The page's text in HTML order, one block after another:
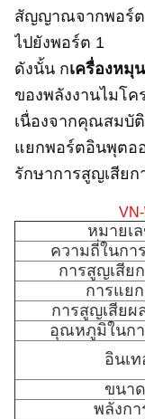
สัญญาณจากพอร์ต
ไปยังพอร์ต 1
ดังนั้น กเครื่องหมุ
ของพลังงานไมโค
เนื่องจากคุณสมบั
แยกพอร์ตอินพุตอ
รักษาการสูญเสีย
หมายเ
ความถี่ในกา
การสูญเสีย
การแยก
การสูญเสียผ
อุณหภูมิในก
อินเ
ขนา
พลังก